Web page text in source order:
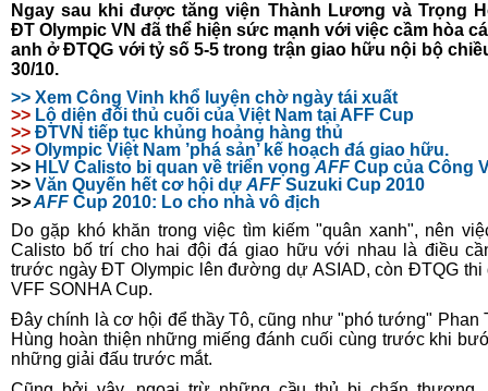
Ngay sau khi được tăng viện Thành Lương và Trọng
ĐT Olympic VN đã thể hiện sức mạnh với việc cầm hòa
anh ở ĐTQG với tỷ số 5-5 trong trận giao hữu nội bộ
30/10.
>> Xem Công Vinh khổ luyện chờ ngày tái xuất
>> Lộ diện đối thủ cuối của Việt Nam tại AFF Cup
>> ĐTVN tiếp tục khủng hoảng hàng thủ
>> Olympic Việt Nam ’phá sản’ kế hoạch đá giao hữu.
>> HLV Calisto bi quan về triển vọng AFF Cup của Công
>> Văn Quyến hết cơ hội dự AFF Suzuki Cup 2010
>>AFF Cup 2010: Lo cho nhà vô địch
Do gặp khó khăn trong việc tìm kiếm "quân xanh", nên
Calisto bố trí cho hai đội đá giao hữu với nhau là điều
trước ngày ĐT Olympic lên đường dự ASIAD, còn ĐTQG thi
VFF SONHA Cup.
Đây chính là cơ hội để thầy Tô, cũng như "phó tướng" Phan
Hùng hoàn thiện những miếng đánh cuối cùng trước khi
những giải đấu trước mắt.